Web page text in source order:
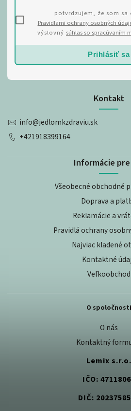
Kontakt
info@jedlomkzdraviu.sk
+421918399164
Informácie pre
Všeobecné obchodné
Doprava a
Reklamácie a
Pravidlá ochrany
Najviac kladené
Kontaktné
Veľkoobchod
O spoločnosti
O nás
Kontaktný
Lemix s.r.o.
IČO:
DIČ:
potvrdzujem, že som
Pravidlami ochrany osobných
výslovný súhlas so spracúvaním
Prihlásiť sa